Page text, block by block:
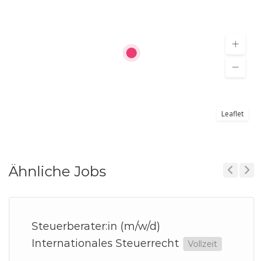
Leaflet
Ähnliche Jobs
Steuerberater:in (m/w/d)
Internationales Steuerrecht
Vollzeit